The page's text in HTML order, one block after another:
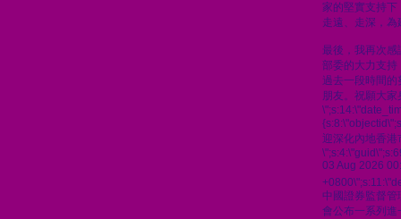
家的堅實支持下
走遠、走深，
最後，我再次
部委的大力支持
過去一段時間
朋友。祝願大
迎深化內地香港
03 Aug 2026
中國證券監督管
會公布一系列進